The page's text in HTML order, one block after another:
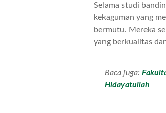
Selama studi
kekaguman yang
bermutu. Mereka
yang berkualitas
Baca juga:
Hidayatullah